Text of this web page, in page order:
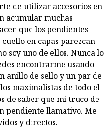
de utilizar accesorios en
acumular muchas
que los pendientes
en capas parezcan
soy uno de ellos. Nunca lo
encontrarme usando
anillo de sello y un par de
maximalistas de todo el
de saber que mi truco de
pendiente llamativo. Me
y directos.